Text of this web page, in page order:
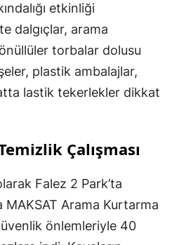
etkinliği
dalgıçlar, arama
torbalar dolusu
plastik ambalajlar,
lastik tekerlekler dikkat
Çalışması
Falez 2 Park’ta
MAKSAT Arama Kurtarma
önlemleriyle 40